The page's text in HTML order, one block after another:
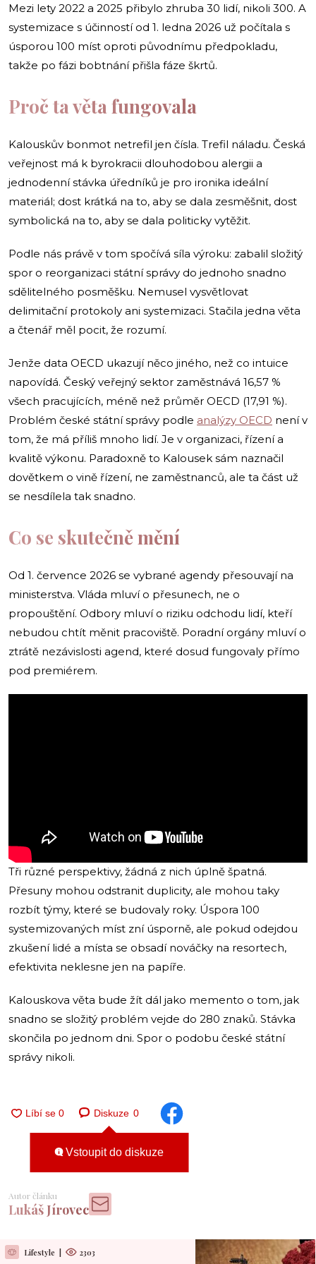
Mezi lety 2022 a 2025 přibylo zhruba 30 lidí, nikoli 300. A
systemizace s účinností od 1. ledna 2026 už počítala s
úsporou 100 míst oproti původnímu předpokladu,
takže po fázi bobtnání přišla fáze škrtů.
Proč ta věta fungovala
Kalouskův bonmot netrefil jen čísla. Trefil náladu. Česká
veřejnost má k byrokracii dlouhodobou alergii a
jednodenní stávka úředníků je pro ironika ideální
materiál; dost krátká na to, aby se dala zesměšnit, dost
symbolická na to, aby se dala politicky vytěžit.
Podle nás právě v tom spočívá síla výroku: zabalil složitý
spor o reorganizaci státní správy do jednoho snadno
sdělitelného posměšku. Nemusel vysvětlovat
delimitační protokoly ani systemizaci. Stačila jedna věta
a čtenář měl pocit, že rozumí.
Jenže data OECD ukazují něco jiného, než co intuice
napovídá. Český veřejný sektor zaměstnává 16,57 %
všech pracujících, méně než průměr OECD (17,91 %).
Problém české státní správy podle analýzy OECD není v
tom, že má příliš mnoho lidí. Je v organizaci, řízení a
kvalitě výkonu. Paradoxně to Kalousek sám naznačil
dovětkem o vině řízení, ne zaměstnanců, ale ta část už
se nesdílela tak snadno.
Co se skutečně mění
Od 1. července 2026 se vybrané agendy přesouvají na
ministerstva. Vláda mluví o přesunech, ne o
propouštění. Odbory mluví o riziku odchodu lidí, kteří
nebudou chtít měnit pracoviště. Poradní orgány mluví o
ztrátě nezávislosti agend, které dosud fungovaly přímo
pod premiérem.
Tři různé perspektivy, žádná z nich úplně špatná.
Přesuny mohou odstranit duplicity, ale mohou taky
rozbít týmy, které se budovaly roky. Úspora 100
systemizovaných míst zní úsporně, ale pokud odejdou
zkušení lidé a místa se obsadí nováčky na resortech,
efektivita neklesne jen na papíře.
Kalouskova věta bude žít dál jako memento o tom, jak
snadno se složitý problém vejde do 280 znaků. Stávka
skončila po jednom dni. Spor o podobu české státní
správy nikoli.
Diskuze 0
Vstoupit do diskuze
Autor článku
Lukáš Jírovec
Lifestyle 2303